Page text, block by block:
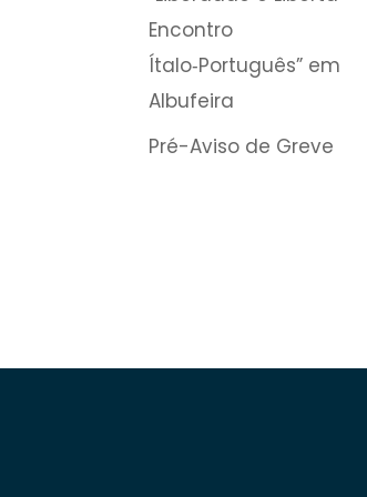
Encontro
Ítalo‑Português” em
Albufeira
Pré-Aviso de Greve